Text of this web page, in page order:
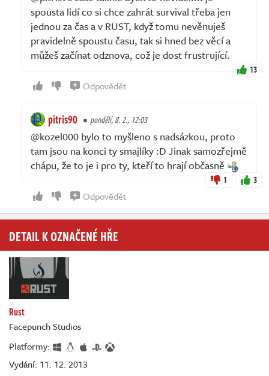
spousta lidí co si chce zahrát survival třeba jen
jednou za čas a v RUST, když tomu nevěnuješ
pravidelně spoustu času, tak si hned bez věcí a
můžeš začínat odznova, což je dost frustrující.
13
Odpovědět
pitris90 pondělí, 8. 2., 12:03
@kozel000 bylo to myšleno s nadsázkou, proto
tam jsou na konci ty smajlíky :D Jinak samozřejmě
chápu, že to je i pro ty, kteří to hrají občasně
1 3
Odpovědět
DETAIL K OZNAČENÉ HŘE
Rust
Facepunch Studios
Platformy:
Vydání: 11. 12. 2013